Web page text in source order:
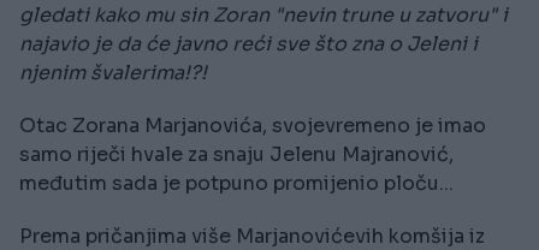
gledati kako mu sin Zoran "nevin trune u zatvoru" i
najavio je da će javno reći sve što zna o Jeleni i
njenim švalerima!?!
Otac Zorana Marjanovića, svojevremeno je imao
samo riječi hvale za snaju Jelenu Majranović,
međutim sada je potpuno promijenio ploču...
Prema pričanjima više Marjanovićevih komšija iz